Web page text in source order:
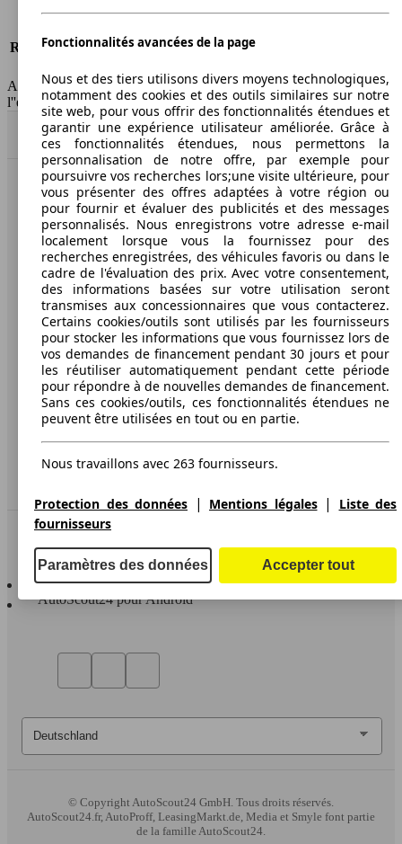
Responsabilité civile -
AutoScout24 France SAS décline toute responsabilité concernant
l''exactitude des indications fournies.
Haut
AutoScout24: la plus grande plateforme en ligne de
voitures en Europe
AutoScout24
A propos d'AutoScout24
Conditions d'utilisation
Informations légales
Protection des données
Accessibility Statement
Service
Contact
AutoScout24 pour iOS
AutoScout24 pour Android
© Copyright AutoScout24 GmbH. Tous droits réservés.
AutoScout24.fr, AutoProff, LeasingMarkt.de, Media et Smyle font partie
de la famille AutoScout24.
Fonctionnalités avancées de la page
Nous et des tiers utilisons divers moyens technologiques,
notamment des cookies et des outils similaires sur notre
site web, pour vous offrir des fonctionnalités étendues et
garantir une expérience utilisateur améliorée. Grâce à
ces fonctionnalités étendues, nous permettons la
personnalisation de notre offre, par exemple pour
poursuivre vos recherches lors;une visite ultérieure, pour
vous présenter des offres adaptées à votre région ou
pour fournir et évaluer des publicités et des messages
personnalisés. Nous enregistrons votre adresse e-mail
localement lorsque vous la fournissez pour des
recherches enregistrées, des véhicules favoris ou dans le
cadre de l'évaluation des prix. Avec votre consentement,
des informations basées sur votre utilisation seront
transmises aux concessionnaires que vous contacterez.
Certains cookies/outils sont utilisés par les fournisseurs
pour stocker les informations que vous fournissez lors de
vos demandes de financement pendant 30 jours et pour
les réutiliser automatiquement pendant cette période
pour répondre à de nouvelles demandes de financement.
Sans ces cookies/outils, ces fonctionnalités étendues ne
peuvent être utilisées en tout ou en partie.
Nous travaillons avec 263 fournisseurs.
Protection des données | Mentions légales|
Liste des
fournisseurs
Paramètres des données Accepter tout